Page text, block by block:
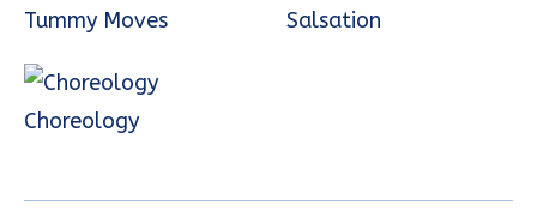
Tummy Moves Salsation
Choreology